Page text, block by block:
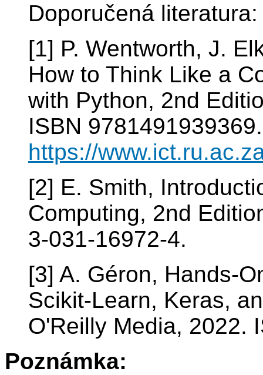
Doporučená literatura:
[1] P. Wentworth, J.
How to Think Like a
with Python, 2nd
ISBN 9781491939369.
https://
[2] E. Smith,
Computing, 2nd
3-031-16972-4.
[3] A. Géron, Hands-
Scikit-Learn, Keras,
O'Reilly Media, 2022.
Poznámka: